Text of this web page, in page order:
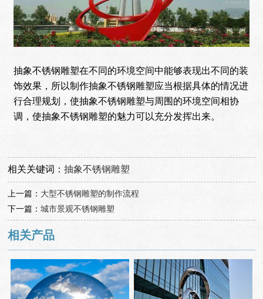
抽象不锈钢雕塑在不同的环境空间中能够表现出不同的装
饰效果，所以制作抽象不锈钢雕塑应当根据具体的情况进
行合理规划，使抽象不锈钢雕塑与周围的环境空间相协
调，使抽象不锈钢雕塑的魅力可以充分发挥出来。
相关关键词：抽象不锈钢雕塑
上一篇： 大型不锈钢雕塑的制作流程
下一篇：城市景观不锈钢雕塑
相关产品